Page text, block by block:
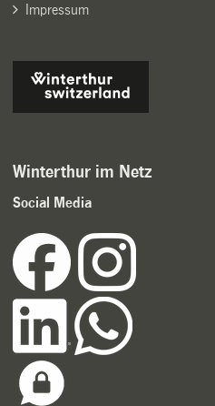
Impressum
Winterthur im Netz
Social Media